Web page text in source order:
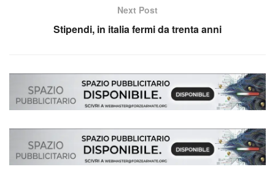
Next Post
Stipendi, in italia fermi da trenta anni